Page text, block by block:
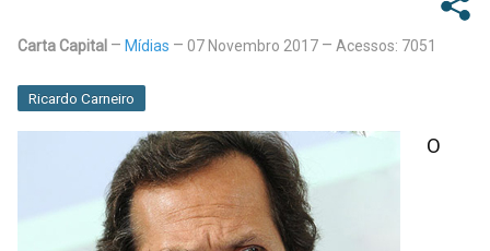
Carta Capital Mídias 07 Novembro 2017 Acessos: 7051
Ricardo Carneiro
O